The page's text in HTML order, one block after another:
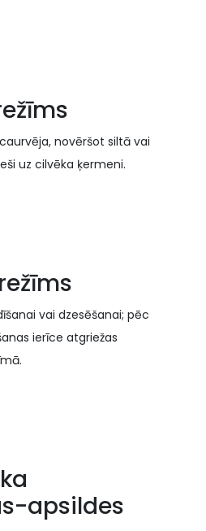
novēršot siltā vai
uz cilvēka ķermeni.
vai dzesēšanai; pēc
ierīce atgriežas
apsildes